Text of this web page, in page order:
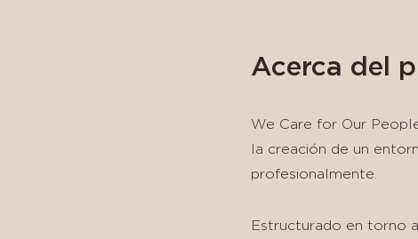
Acerca del
We Care for Our
la creación de un
profesionalmente.
Estructurado en torno